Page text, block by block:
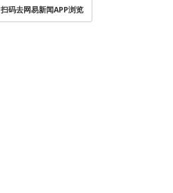
扫码去网易新闻APP浏览